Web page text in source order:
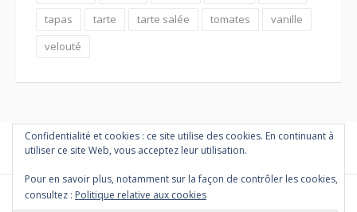
tapas
tarte tarte salée tomates
vanille
velouté
Copyright © 2026 PETITES MARMITES ET COMPAGNIE. Tous droits
Confidentialité et cookies : ce site utilise des cookies. En continuant à
utiliser ce site Web, vous acceptez leur utilisation.
Pour en savoir plus, notamment sur la façon de contrôler les cookies,
consultez : Politique relative aux cookies